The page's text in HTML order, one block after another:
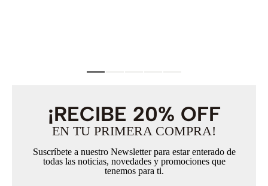
¡RECIBE 20% OFF
EN TU PRIMERA COMPRA!
Suscríbete a nuestro Newsletter para estar enterado de
todas las noticias, novedades y promociones que
tenemos para ti.